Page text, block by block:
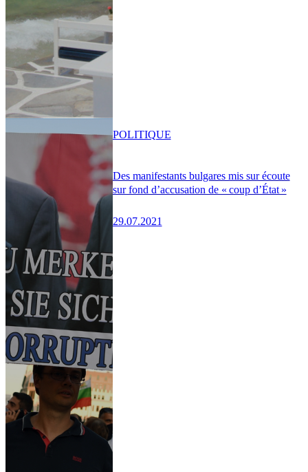
Des manifestants bulgares mis sur écoute
sur fond d’accusation de « coup d’État »
29.07.2021
POLITIQUE